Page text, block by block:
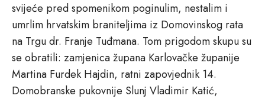
svijeće pred spomenikom poginulim, nestalim i
umrlim hrvatskim braniteljima iz Domovinskog rata
na Trgu dr. Franje Tuđmana. Tom prigodom skupu su
se obratili: zamjenica župana Karlovačke županije
Martina Furdek Hajdin, ratni zapovjednik 14.
Domobranske pukovnije Slunj Vladimir Katić,